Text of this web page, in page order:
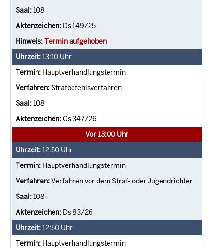
108
Ds 149/25
Termin aufgehoben
13:10 Uhr
Hauptverhandlungstermin
Strafbefehlsverfahren
108
Cs 347/26
Vor 13:00 Uhr
12:50 Uhr
Hauptverhandlungstermin
Verfahren vor dem Straf- oder Jugendrichter
108
Ds 83/26
12:50 Uhr
Hauptverhandlungstermin